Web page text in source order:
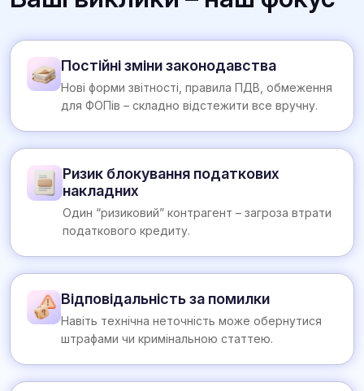
Постійні зміни законодавства
Нові форми звітності, правила ПДВ, обмеження
для ФОПів – складно відстежити все вручну.
Ризик блокування податкових
накладних
Один “ризиковий” контрагент – загроза втрати
податкового кредиту.
Відповідальність за помилки
Навіть технічна неточність може обернутися
штрафами чи кримінальною статтею.